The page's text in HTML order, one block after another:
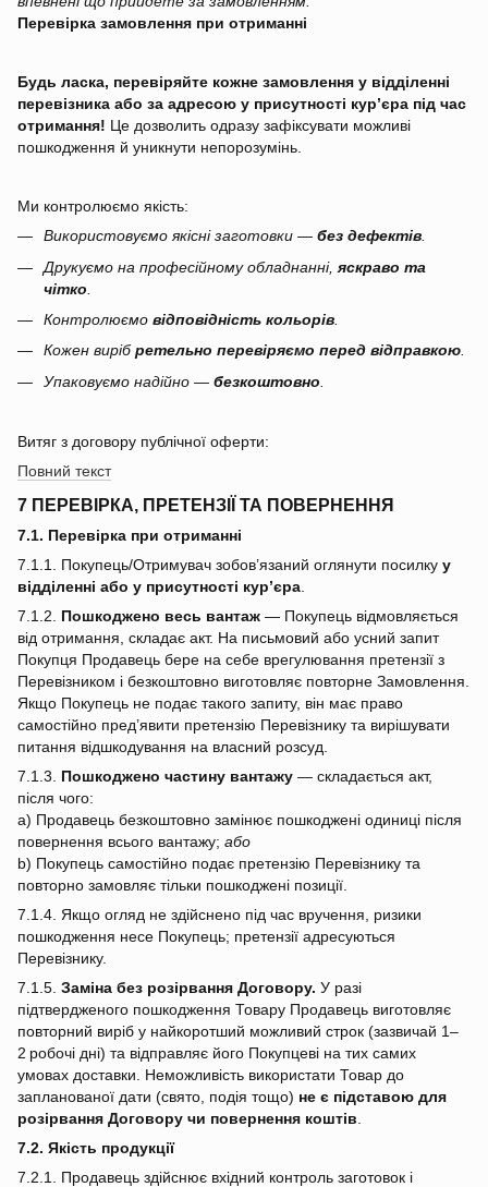
Перевірка замовлення при отриманні
Будь ласка, перевіряйте кожне замовлення у відділенні
перевізника або за адресою у присутності кур’єра під час
отримання! Це дозволить одразу зафіксувати можливі
пошкодження й уникнути непорозумінь.
Ми контролюємо якість:
Використовуємо якісні заготовки — без дефектів
Друкуємо на професійному обладнанні, яскраво та
чітко
Контролюємо відповідність кольорів
Кожен вирібретельно перевіряємо перед відправкою.
Упаковуємо надійно — безкоштовно
Витяг з договору публічної оферти:
Повний текст
7 ПЕРЕВІРКА, ПРЕТЕНЗІЇ ТА ПОВЕРНЕННЯ
7.1. Перевірка при отриманні
7.1.1. Покупець/Отримувач зобов’язаний оглянути посилку у
відділенні або у присутності кур’єра
7.1.2. Пошкоджено весь вантаж — Покупець відмовляється
від отримання, складає акт. На письмовий або усний запит
Покупця Продавець бере на себе врегулювання претензії з
Перевізником і безкоштовно виготовляє повторне Замовлення.
Якщо Покупець не подає такого запиту, він має право
самостійно пред’явити претензію Перевізнику та вирішувати
питання відшкодування на власний розсуд.
7.1.3. Пошкоджено частину вантажу — складається акт,
після чого:
a) Продавець безкоштовно замінює пошкоджені одиниці після
повернення всього вантажу; або
b) Покупець самостійно подає претензію Перевізнику та
повторно замовляє тільки пошкоджені позиції.
7.1.4. Якщо огляд не здійснено під час вручення, ризики
пошкодження несе Покупець; претензії адресуються
Перевізнику.
7.1.5. Заміна без розірвання Договору. У разі
підтвердженого пошкодження Товару Продавець виготовляє
повторний виріб у найкоротший можливий строк (зазвичай 1–
2 робочі дні) та відправляє його Покупцеві на тих самих
умовах доставки. Неможливість використати Товар до
запланованої дати (свято, подія тощо) не є підставою для
розірвання Договору чи повернення коштів
7.2. Якість продукції
7.2.1. Продавець здійснює вхідний контроль заготовок і